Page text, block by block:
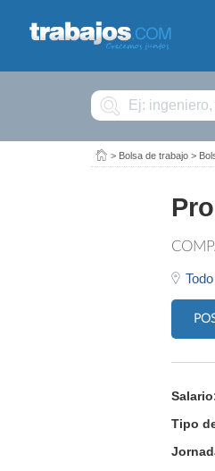
Buscar
> Bolsa de trabajo >
Tipo